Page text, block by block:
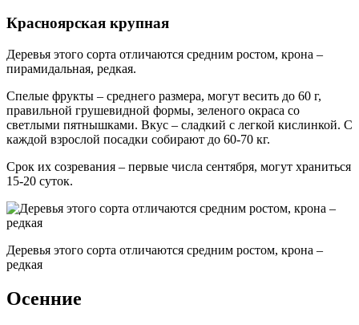
Красноярская крупная
Деревья этого сорта отличаются средним ростом, крона –
пирамидальная, редкая.
Спелые фрукты – среднего размера, могут весить до 60 г,
правильной грушевидной формы, зеленого окраса со
светлыми пятнышками. Вкус – сладкий с легкой кислинкой. С
каждой взрослой посадки собирают до 60-70 кг.
Срок их созревания – первые числа сентября, могут храниться
15-20 суток.
Деревья этого сорта отличаются средним ростом, крона –
редкая
Осенние